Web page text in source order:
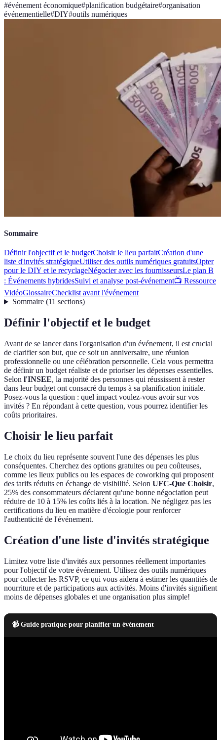
#événement économique#planification budgétaire#organisation
événementielle#DIY#outils numériques
Sommaire
Définir l'objectif et le budgetChoisir le lieu parfaitCréation d'une
liste d'invités stratégiqueUtiliser des outils numériques gratuitsOpter
pour le DIY et le recyclageNégocier avec les fournisseursLe plan B
: Événements hybridesSuivi et analyse post-événement📺 Ressource
VidéoGlossaireChecklist avant l'événement
Sommaire(11 sections)
Définir l'objectif et le budget
Avant de se lancer dans l'organisation d'un événement, il est crucial
de clarifier son but, que ce soit un anniversaire, une réunion
professionnelle ou une célébration personnelle. Cela vous permettra
de définir un budget réaliste et de prioriser les dépenses essentielles.
Selon l'INSEE, la majorité des personnes qui réussissent à rester
dans leur budget ont consacré du temps à sa planification initiale.
Posez-vous la question : quel impact voulez-vous avoir sur vos
invités ? En répondant à cette question, vous pourrez identifier les
coûts prioritaires.
Choisir le lieu parfait
Le choix du lieu représente souvent l'une des dépenses les plus
conséquentes. Cherchez des options gratuites ou peu coûteuses,
comme les lieux publics ou les espaces de coworking qui proposent
des tarifs réduits en échange de visibilité. Selon UFC-Que Choisir,
25% des consommateurs déclarent qu'une bonne négociation peut
réduire de 10 à 15% les coûts liés à la location. Ne négligez pas les
certifications du lieu en matière d'écologie pour renforcer
l'authenticité de l'événement.
Création d'une liste d'invités stratégique
Limitez votre liste d'invités aux personnes réellement importantes
pour l'objectif de votre événement. Utilisez des outils numériques
pour collecter les RSVP, ce qui vous aidera à estimer les quantités de
nourriture et de participations aux activités. Moins d'invités signifient
moins de dépenses globales et une organisation plus simple!
📹 Guide pratique pour planifier un événement